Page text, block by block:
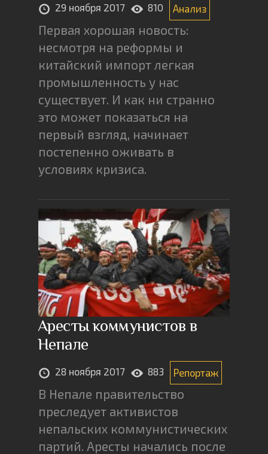
29 ноября 2017 810 Анализ
Первая хорошая новость:
несмотря на реформы и
китайский импорт легкая
промышленность у нас
существует. И как ни странно
это может показаться на
первый взгляд, начинает
постепенно оживать в
условиях кризиса.
Аресты коммунистов в
Непале
28 ноября 2017 883 Репортаж
В Непале правительство
преследует активистов
непальских коммунистических
партий. Аресты начались после